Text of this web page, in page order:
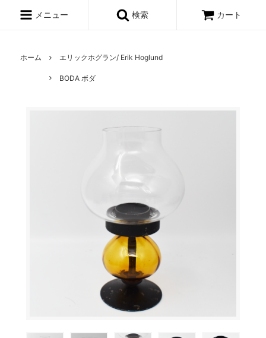
メニュー 検索 カート
ホーム エリックホグラン/ Erik Hoglund
BODA ボダ